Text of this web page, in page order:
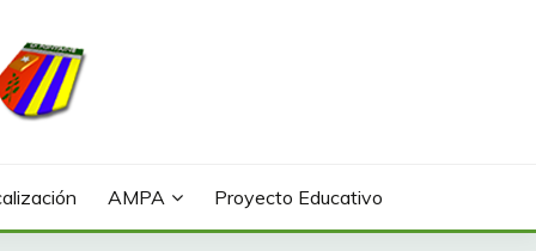
AMPA Proyecto Educativo